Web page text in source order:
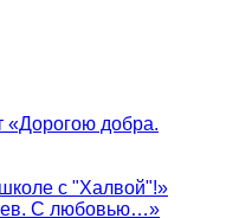
«Дорогою добра.
с "Халвой"!»
С любовью…»